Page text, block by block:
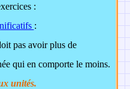
:
:
pas avoir plus de
qui en comporte le moins.
unités.